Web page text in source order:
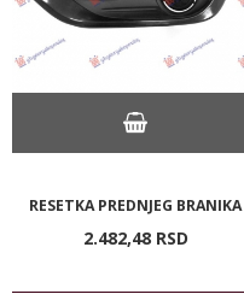
RESETKA PREDNJEG BRANIKA
2.482,48 RSD